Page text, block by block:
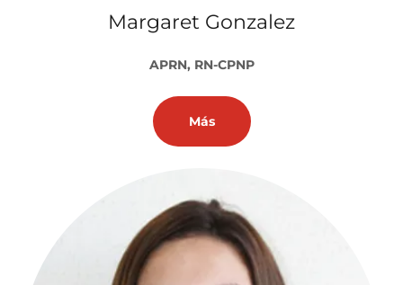
Margaret Gonzalez
APRN, RN-CPNP
Más